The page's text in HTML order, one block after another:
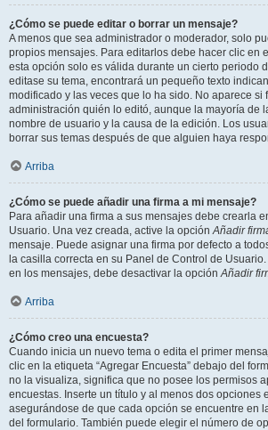
¿Cómo se puede editar o borrar un mensaje?
A menos que sea administrador o moderador, solo
propios mensajes. Para editarlos debe hacer clic en
esta opción solo es válida durante un cierto periodo
editase su tema, encontrará un pequeño texto
modificado y las veces que lo ha sido. No aparece si
administración quién lo editó, aunque la mayoría de
nombre de usuario y la causa de la edición. Los
borrar sus temas después de que alguien haya
Arriba
¿Cómo se puede añadir una firma a mi mensaje?
Para añadir una firma a sus mensajes debe crearla
Usuario. Una vez creada, active la opciónAñadir
mensaje. Puede asignar una firma por defecto a
la casilla correcta en su Panel de Control de
en los mensajes, debe desactivar la opciónAñadir
Arriba
¿Cómo creo una encuesta?
Cuando inicia un nuevo tema o edita el primer
clic en la etiqueta “Agregar Encuesta” debajo del
no la visualiza, significa que no posee los permisos
encuestas. Inserte un título y al menos dos opciones
asegurándose de que cada opción se encuentre en
del formulario. También puede elegir el número de